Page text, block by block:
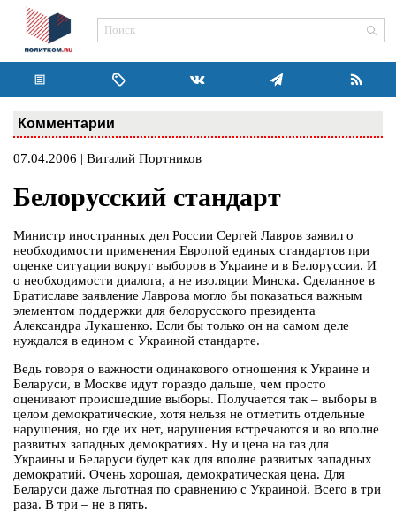
Комментарии
07.04.2006 | Виталий Портников
Белорусский стандарт
Министр иностранных дел России Сергей Лавров заявил о
необходимости применения Европой единых стандартов при
оценке ситуации вокруг выборов в Украине и в Белоруссии. И
о необходимости диалога, а не изоляции Минска. Сделанное в
Братиславе заявление Лаврова могло бы показаться важным
элементом поддержки для белорусского президента
Александра Лукашенко. Если бы только он на самом деле
нуждался в едином с Украиной стандарте.
Ведь говоря о важности одинакового отношения к Украине и
Беларуси, в Москве идут гораздо дальше, чем просто
оценивают происшедшие выборы. Получается так – выборы в
целом демократические, хотя нельзя не отметить отдельные
нарушения, но где их нет, нарушения встречаются и во вполне
развитых западных демократиях. Ну и цена на газ для
Украины и Беларуси будет как для вполне развитых западных
демократий. Очень хорошая, демократическая цена. Для
Беларуси даже льготная по сравнению с Украиной. Всего в три
раза. В три – не в пять.